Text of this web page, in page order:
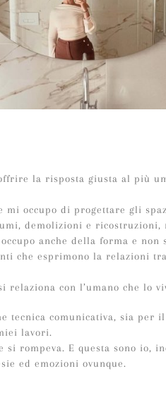
la risposta giusta al più
mi occupo di progettare gli
demolizioni e ricostruzioni,
anche della forma e non
che esprimono la relazioni
relaziona con l’umano che lo
tecnica comunicativa, sia per
lavori.
rompeva. E questa sono io,
ed emozioni ovunque.